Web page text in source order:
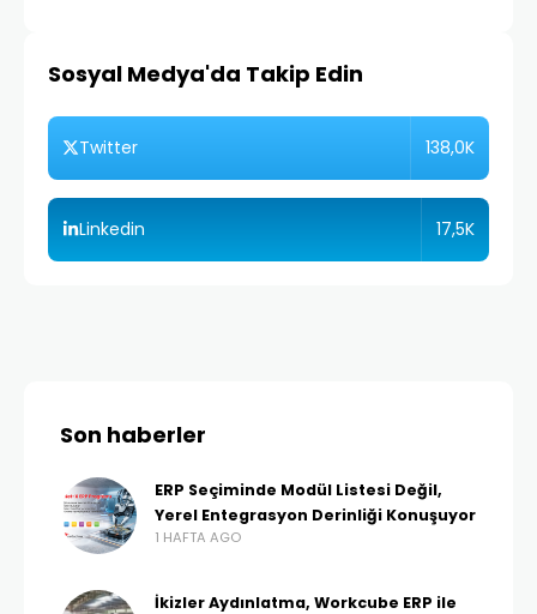
Sosyal Medya'da Takip Edin
Twitter 138,0K
Linkedin 17,5K
Son haberler
ERP Seçiminde Modül Listesi Değil,
Yerel Entegrasyon Derinliği Konuşuyor
1 HAFTA AGO
İkizler Aydınlatma, Workcube ERP ile